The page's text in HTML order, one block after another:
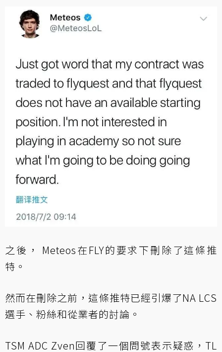
之後， Meteos在FLY的要求下刪除了這條推
特。
然而在刪除之前，這條推特已經引爆了NA LCS
選手、粉絲和從業者的討論。
TSM ADC Zven回覆了一個問號表示疑惑，TL